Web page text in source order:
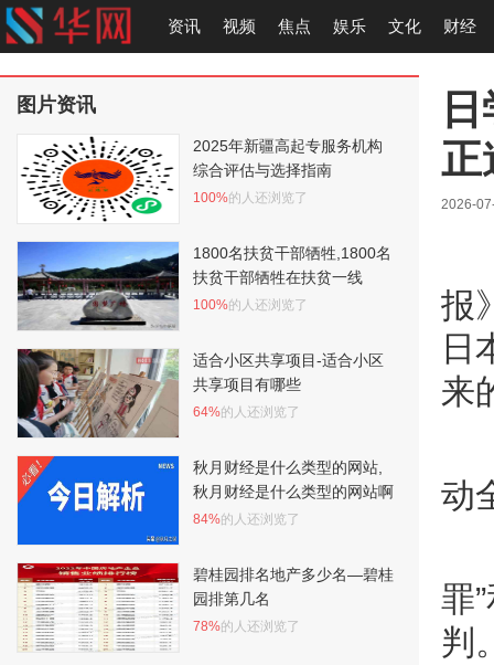
资讯 视频 焦点 娱乐 文化 财经
正
2026-
报
日
来
动
罪
判
图片资讯
2025年新疆高起专服务机构
综合评估与选择指南
100%的人还浏览了
1800名扶贫干部牺牲,1800名
扶贫干部牺牲在扶贫一线
100%的人还浏览了
适合小区共享项目-适合小区
共享项目有哪些
64%的人还浏览了
秋月财经是什么类型的网站,
秋月财经是什么类型的网站啊
84%的人还浏览了
碧桂园排名地产多少名—碧桂
园排第几名
78%的人还浏览了